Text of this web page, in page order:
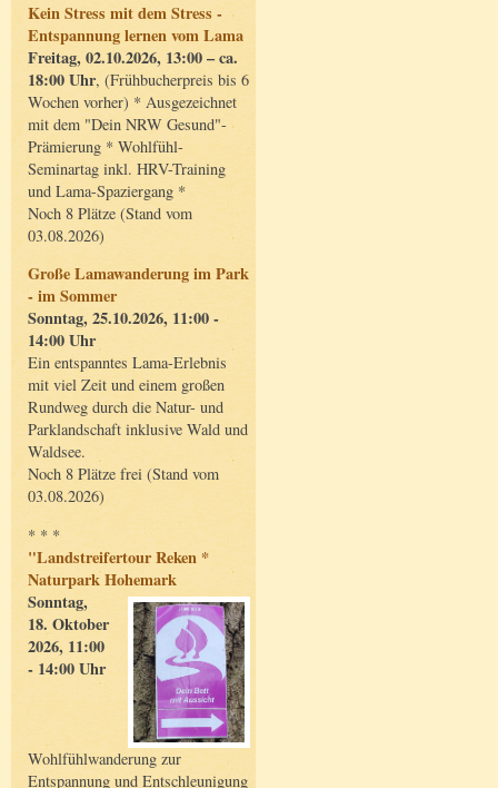
Kein Stress mit dem Stress -
Entspannung lernen vom Lama
Freitag, 02.10.2026, 13:00 – ca.
18:00 Uhr, (Frühbucherpreis bis 6
Wochen vorher) * Ausgezeichnet
mit dem "Dein NRW Gesund"-
Prämierung * Wohlfühl-
Seminartag inkl. HRV-Training
und Lama-Spaziergang *
Noch 8 Plätze (Stand vom
03.08.2026)
Große Lamawanderung im Park
- im Sommer
Sonntag, 25.10.2026, 11:00 -
14:00 Uhr
Ein entspanntes Lama-Erlebnis
mit viel Zeit und einem großen
Rundweg durch die Natur- und
Parklandschaft inklusive Wald und
Waldsee.
Noch 8 Plätze frei (Stand vom
03.08.2026)
* * *
"Landstreifertour Reken *
Naturpark Hohemark
Sonntag,
18. Oktober
2026, 11:00
- 14:00 Uhr
Wohlfühlwanderung zur
Entspannung und Entschleunigung